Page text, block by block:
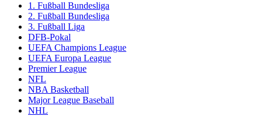
1. Fußball Bundesliga
2. Fußball Bundesliga
3. Fußball Liga
DFB-Pokal
UEFA Champions League
UEFA Europa League
Premier League
NFL
NBA Basketball
Major League Baseball
NHL